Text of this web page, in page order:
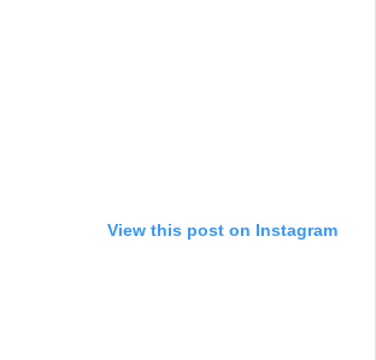
View this post on Instagram